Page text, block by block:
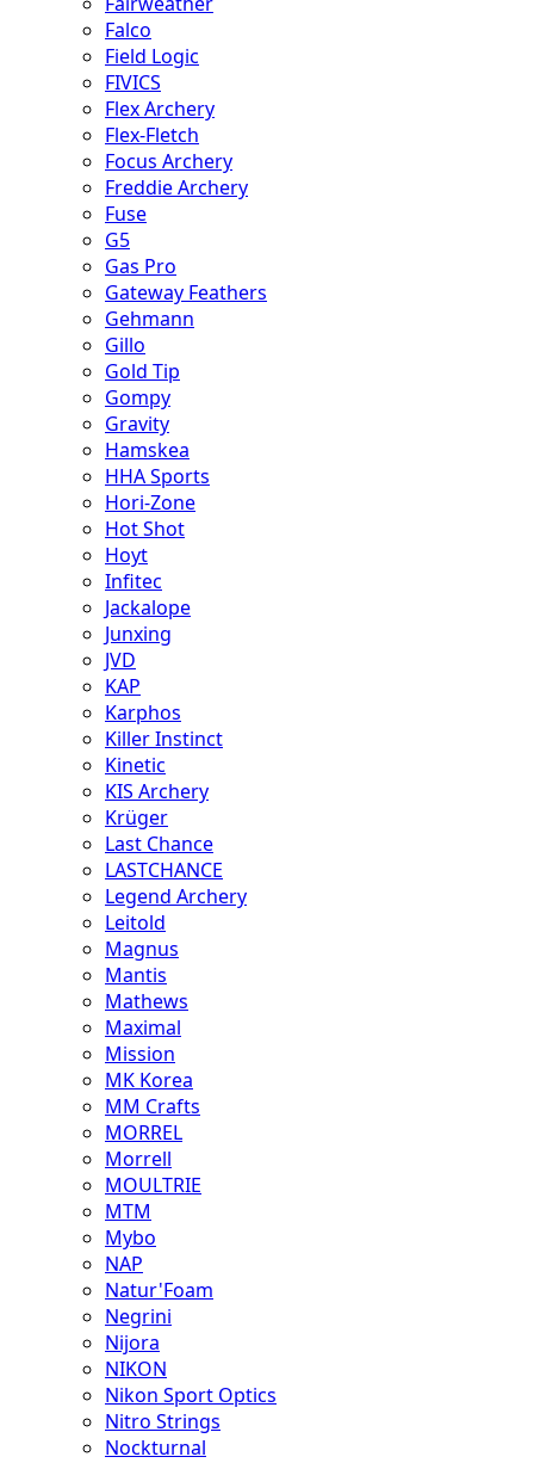
Falco
Field Logic
FIVICS
Flex Archery
Flex-Fletch
Focus Archery
Freddie Archery
Fuse
G5
Gas Pro
Gateway Feathers
Gehmann
Gillo
Gold Tip
Gompy
Gravity
Hamskea
HHA Sports
Hori-Zone
Hot Shot
Hoyt
Infitec
Jackalope
Junxing
JVD
KAP
Karphos
Killer Instinct
Kinetic
KIS Archery
Krüger
Last Chance
LASTCHANCE
Legend Archery
Leitold
Magnus
Mantis
Mathews
Maximal
Mission
MK Korea
MM Crafts
MORREL
Morrell
MOULTRIE
MTM
Mybo
NAP
Natur'Foam
Negrini
Nijora
NIKON
Nikon Sport Optics
Nitro Strings
Nockturnal